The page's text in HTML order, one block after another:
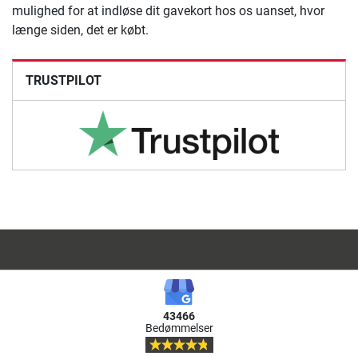
TRUSTPILOT
mulighed for at indløse dit gavekort hos os uanset, hvor
længe siden, det er købt.
43466
Bedømmelser